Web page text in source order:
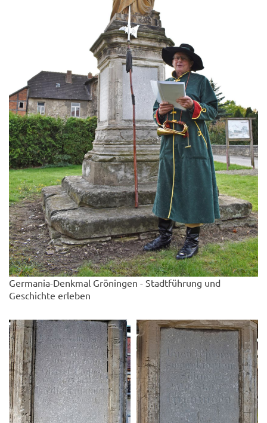
Germania-Denkmal Gröningen - Stadtführung und
Geschichte erleben